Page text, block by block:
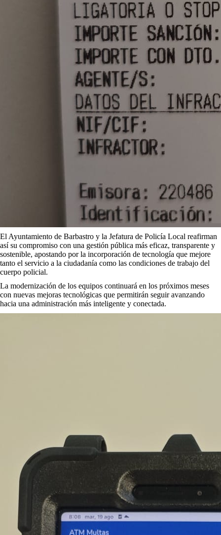
El Ayuntamiento de Barbastro y la Jefatura de Policía Local reafirman
así su compromiso con una gestión pública más eficaz, transparente y
sostenible, apostando por la incorporación de tecnología que mejore
tanto el servicio a la ciudadanía como las condiciones de trabajo del
cuerpo policial.
La modernización de los equipos continuará en los próximos meses
con nuevas mejoras tecnológicas que permitirán seguir avanzando
hacia una administración más inteligente y conectada.